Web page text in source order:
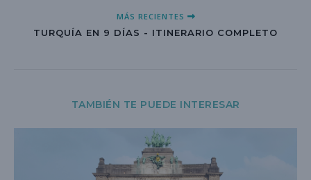
MÁS RECIENTES
TURQUÍA EN 9 DÍAS - ITINERARIO COMPLETO
TAMBIÉN TE PUEDE INTERESAR